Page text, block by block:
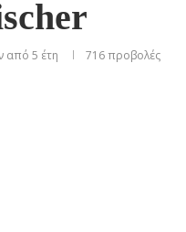
από 5 έτη 716προβολές